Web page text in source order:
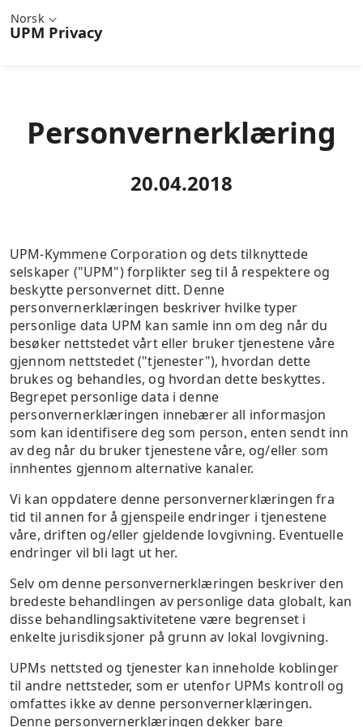
Norsk
UPM Privacy
Personvernerklæring
20.04.2018
UPM-Kymmene Corporation og dets tilknyttede
selskaper ("UPM") forplikter seg til å respektere og
beskytte personvernet ditt. Denne
personvernerklæringen beskriver hvilke typer
personlige data UPM kan samle inn om deg når du
besøker nettstedet vårt eller bruker tjenestene våre
gjennom nettstedet ("tjenester"), hvordan dette
brukes og behandles, og hvordan dette beskyttes.
Begrepet personlige data i denne
personvernerklæringen innebærer all informasjon
som kan identifisere deg som person, enten sendt inn
av deg når du bruker tjenestene våre, og/eller som
innhentes gjennom alternative kanaler.
Vi kan oppdatere denne personvernerklæringen fra
tid til annen for å gjenspeile endringer i tjenestene
våre, driften og/eller gjeldende lovgivning. Eventuelle
endringer vil bli lagt ut her.
Selv om denne personvernerklæringen beskriver den
bredeste behandlingen av personlige data globalt, kan
disse behandlingsaktivitetene være begrenset i
enkelte jurisdiksjoner på grunn av lokal lovgivning.
UPMs nettsted og tjenester kan inneholde koblinger
til andre nettsteder, som er utenfor UPMs kontroll og
omfattes ikke av denne personvernerklæringen.
Denne personvernerklæringen dekker bare